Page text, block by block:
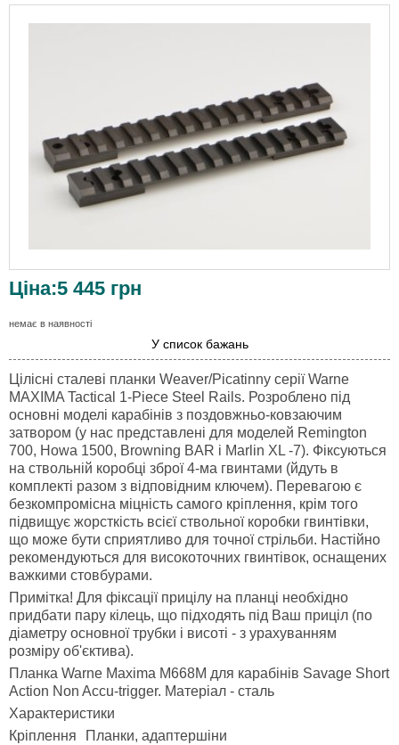
Ціна:5 445 грн
немає в наявності
У список бажань
Цілісні сталеві планки Weaver/Picatinny серії Warne
MAXIMA Tactical 1-Piece Steel Rails. Розроблено під
основні моделі карабінів з поздовжньо-ковзаючим
затвором (у нас представлені для моделей Remington
700, Howa 1500, Browning BAR і Marlin XL -7). Фіксуються
на ствольній коробці зброї 4-ма гвинтами (йдуть в
комплекті разом з відповідним ключем). Перевагою є
безкомпромісна міцність самого кріплення, крім того
підвищує жорсткість всієї ствольної коробки гвинтівки,
що може бути сприятливо для точної стрільби. Настійно
рекомендуються для високоточних гвинтівок, оснащених
важкими стовбурами.
Примітка! Для фіксації прицілу на планці необхідно
придбати пару кілець, що підходять під Ваш приціл (по
діаметру основної трубки і висоті - з урахуванням
розміру об'єктива).
Планка Warne Maxima M668M для карабінів Savage Short
Action Non Accu-trigger. Матеріал - сталь
Характеристики
Кріплення
Планки, адаптершіни